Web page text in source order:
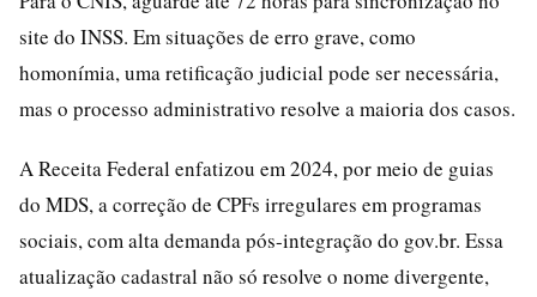
site do INSS. Em situações de erro grave, como
homonímia, uma retificação judicial pode ser necessária,
mas o processo administrativo resolve a maioria dos casos.
A Receita Federal enfatizou em 2024, por meio de guias
do MDS, a correção de CPFs irregulares em programas
sociais, com alta demanda pós-integração do gov.br. Essa
atualização cadastral não só resolve o nome divergente,